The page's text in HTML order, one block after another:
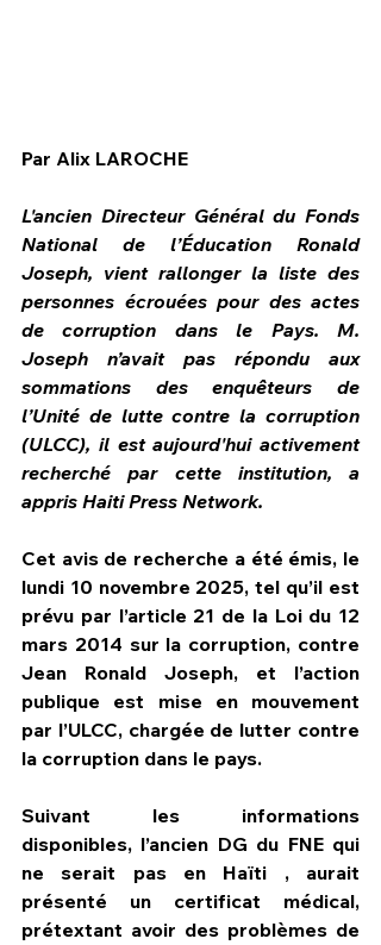
HPN Live
Par Alix LAROCHE
L'ancien Directeur Général du Fonds
National de l’Éducation Ronald
Joseph, vient rallonger la liste des
personnes écrouées pour des actes
de corruption dans le Pays. M.
Joseph n’avait pas répondu aux
sommations des enquêteurs de
l’Unité de lutte contre la corruption
(ULCC), il est aujourd'hui activement
recherché par cette institution, a
appris Haiti Press Network.
Cet avis de recherche a été émis, le
lundi 10 novembre 2025, tel qu’il est
prévu par l’article 21 de la Loi du 12
mars 2014 sur la corruption, contre
Jean Ronald Joseph, et l’action
publique est mise en mouvement
par l’ULCC, chargée de lutter contre
la corruption dans le pays.
Suivant les informations
disponibles, l’ancien DG du FNE qui
ne serait pas en Haïti , aurait
présenté un certificat médical,
prétextant avoir des problèmes de